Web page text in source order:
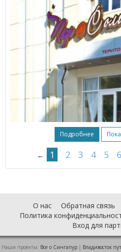
Подробнее
← 1 2 3 4 5 6
О нас Обратная связь
Политика
Вход для
Наши проекты: Все о Cингапур| Владивосток